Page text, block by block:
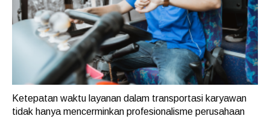
Ketepatan waktu layanan dalam transportasi karyawan
tidak hanya mencerminkan profesionalisme perusahaan